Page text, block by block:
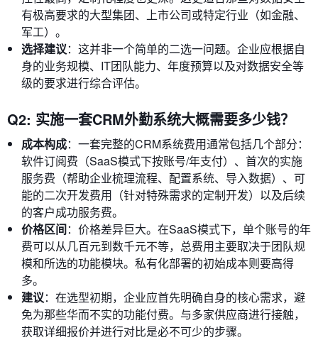
有极高要求的大型集团、上市公司或特定行业（如金融、
军工）。
选择建议：这并非一个简单的二选一问题。企业应根据自
身的业务规模、IT团队能力、年度预算以及对数据安全等
级的要求进行综合评估。
Q2: 实施一套CRM外勤系统大概需要多少钱？
成本构成：一套完整的CRM系统费用通常包括几个部分：
软件订阅费（SaaS模式下按账号/年支付）、首次的实施
服务费（帮助企业梳理流程、配置系统、导入数据）、可
能的二次开发费用（针对特殊需求的定制开发）以及后续
的客户成功服务费。
价格区间：价格差异巨大。在SaaS模式下，单个账号的年
费可以从几百元到数千元不等，总费用主要取决于团队规
模和所选的功能模块。私有化部署的初始成本则要高得
多。
建议：在选型初期，企业应首先明确自身的核心需求，避
免为那些华而不实的功能付费。与多家供应商进行接触，
获取详细报价并进行对比是必不可少的步骤。